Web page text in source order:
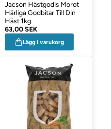
Jacson Hästgodis Morot
Härliga Godbitar Till Din
Häst 1kg
63,00 SEK
Lägg i varukorg